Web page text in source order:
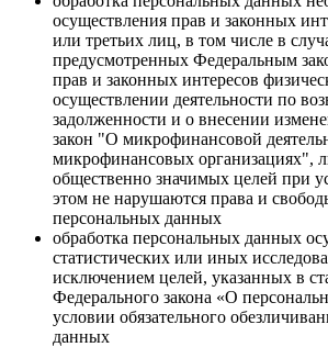
осуществления прав и законных
или третьих лиц, в том числе в
предусмотренных Федеральным
прав и законных интересов
осуществлении деятельности по
задолженности и о внесении
закон "О микрофинансовой
микрофинансовых организациях",
общественно значимых целей при
этом не нарушаются права и
персональных данных
обработка персональных данных
статистических или иных
исключением целей, указанных в
Федерального закона «О
условии обязательного
данных